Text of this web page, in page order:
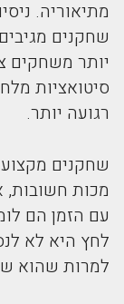
מתיאוריה.
שחקנים
יותר משחקים
סיטואציות
רגועה יותר.
שחקנים
מכות חשובות,
עם הזמן הם
לחץ היא לא
למרות שהוא